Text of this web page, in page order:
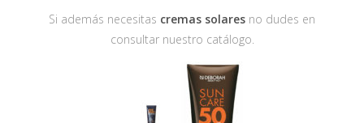
Si además necesitas cremas solares no dudes en
consultar nuestro catálogo.